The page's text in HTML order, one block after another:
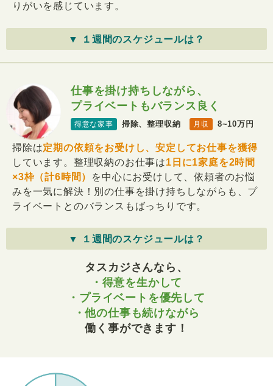
りがいを感じています。
▼ １週間のスケジュールは？
仕事を掛け持ちしながら、
プライベートもバランス良く
得意な家事 掃除、整理収納 月収 8~10万円
掃除は定期の依頼をお受けし、安定してお仕事を獲得
しています。整理収納のお仕事は1日に1家庭を2時間
×3枠（計6時間）
を中心にお受けして、依頼者のお悩
みを一気に解決！別の仕事を掛け持ちしながらも、プ
ライベートとのバランスもばっちりです。
▼ １週間のスケジュールは？
タスカジさんなら、
・得意を生かして
・プライベートを優先して
・他の仕事も続けながら
働く事ができます！